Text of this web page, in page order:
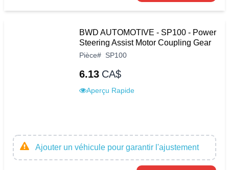
BWD AUTOMOTIVE - SP100 - Power
Steering Assist Motor Coupling Gear
Pièce# SP100
6.13 CA$
Aperçu Rapide
Ajouter un véhicule pour garantir l'ajustement